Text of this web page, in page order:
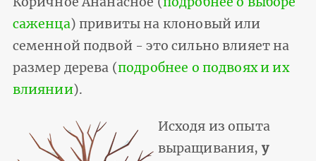
саженца) привиты на клоновый или
семенной подвой - это сильно влияет на
размер дерева (подробнее о подвоях и их
влиянии).
Исходя из опыта
выращивания, у